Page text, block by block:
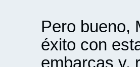
Pero bueno,
éxito con
embarcas y,